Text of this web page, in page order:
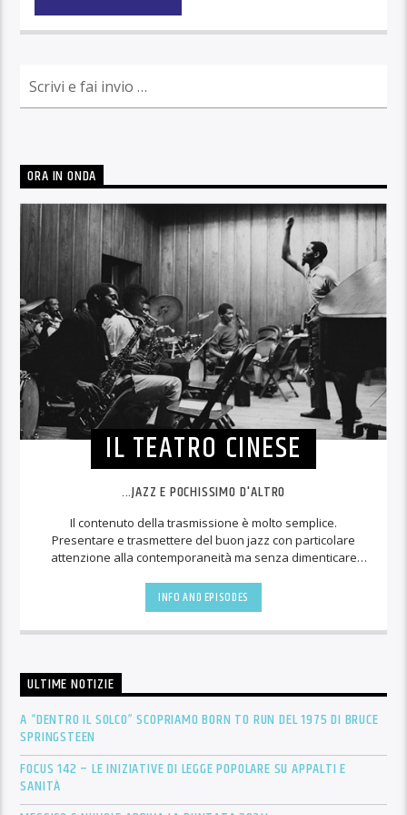
ORA IN ONDA
IL TEATRO CINESE
...JAZZ E POCHISSIMO D'ALTRO
Il contenuto della trasmissione è molto semplice.
Presentare e trasmettere del buon jazz con particolare
attenzione alla contemporaneità ma senza dimenticare
tutto peculiare con il suo passato.
INFO AND EPISODES
ULTIME NOTIZIE
A “DENTRO IL SOLCO” SCOPRIAMO BORN TO RUN DEL 1975 DI BRUCE
SPRINGSTEEN
FOCUS 142 – LE INIZIATIVE DI LEGGE POPOLARE SU APPALTI E
SANITÀ